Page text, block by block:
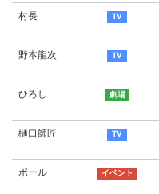
村長
野本龍次
ひろし
樋口師匠
ポール